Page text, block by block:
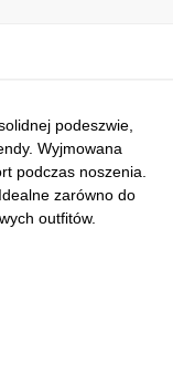
podeszwie,
Wyjmowana
podczas noszenia.
zarówno do
outfitów.